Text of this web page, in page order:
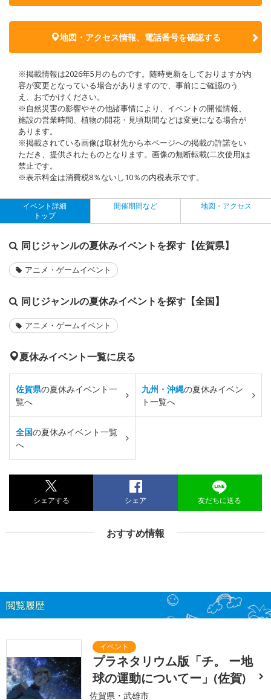
地図・アクセス情報、電話番号を確認する
※掲載情報は2026年5月のものです。随時更新をしておりますが内
容が変更となっている場合がありますので、事前にご確認のう
え、おでかけください。
※自然災害の影響やその他諸事情により、イベントの開催情報、
施設の営業時間、植物の開花・見頃期間などは変更になる場合が
あります。
※掲載されている画像は取材先から本ページへの掲載の許諾をい
ただき、提供されたものとなります。画像の無断転載(二次使用)は
禁止です。
※表示料金は消費税8％ないし10％の内税表示です。
イベント詳細
トップ
開催期間など 地図・アクセス
同じジャンルの夏休みイベントを探す【佐賀県】
アニメ・ゲームイベント
同じジャンルの夏休みイベントを探す【全国】
アニメ・ゲームイベント
夏休みイベント一覧に戻る
佐賀県の夏休みイベント一
覧へ
九州・沖縄の夏休みイベン
ト一覧へ
全国の夏休みイベント一覧
へ
シェアする シェア 友だちに送る
おすすめ情報
閲覧履歴
プラネタリウム版「チ。 ー地
球の運動についてー」(佐賀)
佐賀県・武雄市